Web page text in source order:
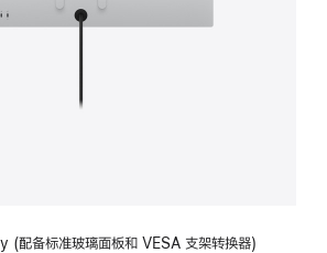
配备标准玻璃面板和 VESA 支架转换器)